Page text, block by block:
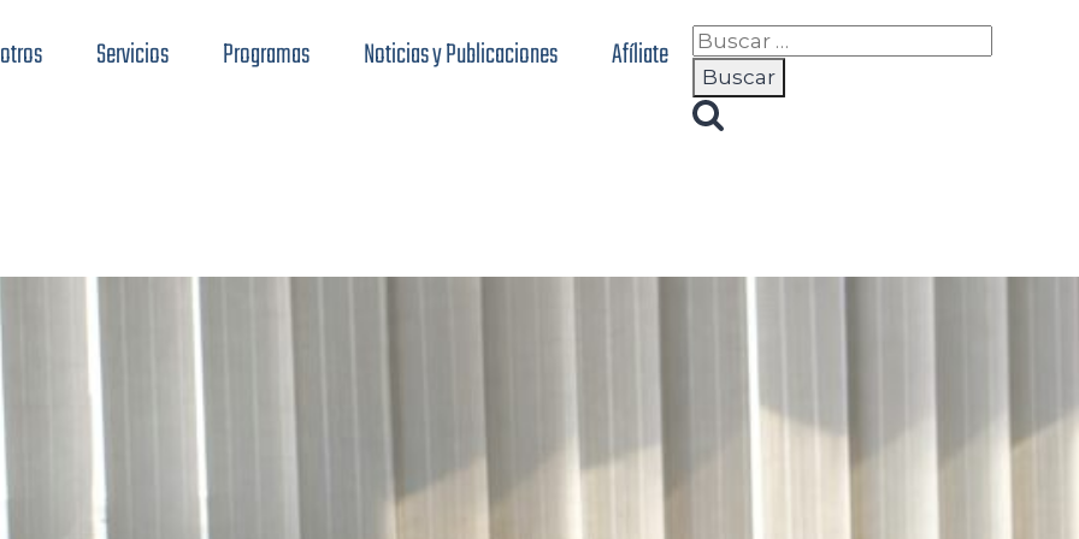
Servicios Programas Noticias y Publicaciones Afíliate